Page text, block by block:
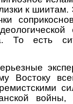
к
То есть
Востоку
войны,